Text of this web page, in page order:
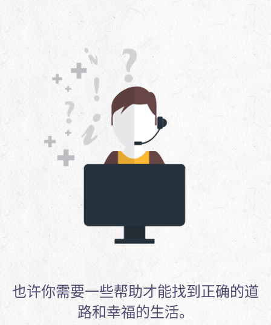
也许你需要一些帮助才能找到正确的道
路和幸福的生活。